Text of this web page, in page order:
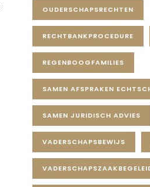
OUDERSCHAPSRECHTEN
RECHTBANKPROCEDURE
REGENBOOGFAMILIES
SAMEN AFSPRAKEN
SAMEN JURIDISCH ADVIES
VADERSCHAPSBEWIJS